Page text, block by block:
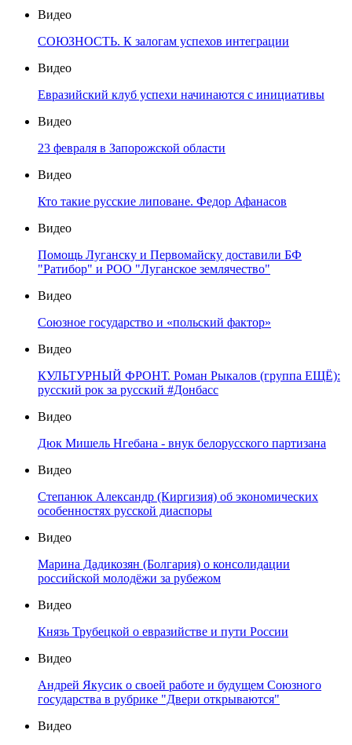
Видео
СОЮЗНОСТЬ. К залогам успехов интеграции
Видео
Евразийский клуб успехи начинаются с инициативы
Видео
23 февраля в Запорожской области
Видео
Кто такие русские липоване. Федор Афанасов
Видео
Помощь Луганску и Первомайску доставили БФ
"Ратибор" и РОО "Луганское землячество"
Видео
Союзное государство и «польский фактор»
Видео
КУЛЬТУРНЫЙ ФРОНТ. Роман Рыкалов (группа ЕЩЁ):
русский рок за русский #Донбасс
Видео
Дюк Мишель Нгебана - внук белорусского партизана
Видео
Степанюк Александр (Киргизия) об экономических
особенностях русской диаспоры
Видео
Марина Дадикозян (Болгария) о консолидации
российской молодёжи за рубежом
Видео
Князь Трубецкой о евразийстве и пути России
Видео
Андрей Якусик о своей работе и будущем Союзного
государства в рубрике "Двери открываются"
Видео